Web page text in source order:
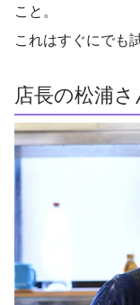
こと。
これはすぐにでも
店長の松浦